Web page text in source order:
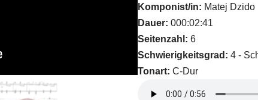
Komponist/in: Matej Dzido
Dauer: 000:02:41
Seitenzahl: 6
Schwierigkeitsgrad: 4 -
Tonart: C-Dur